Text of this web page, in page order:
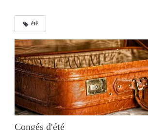
été
Congés d'été